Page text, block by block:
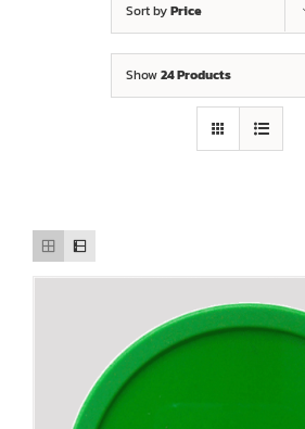
Sort byPrice
Show24 Products